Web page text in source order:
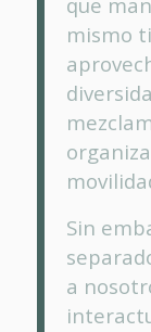
mismo
Sin
a